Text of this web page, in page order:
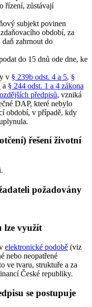
řízení, zůstávají
subjekt povinen
období, za
zahrnout do
do 15 dnů ode dne, ke
v § 239b odst. 4 a 5, §
a § 244 odst. 1 a 4 zákona
předpisů, vzniká
DAP, které nebylo
období, v případě, kdy
řešení životní
požadovány
lze využít
elektronické podobě (viz
nebo neopatřené
ve tvaru, struktuře a za
České republiky.
se postupuje